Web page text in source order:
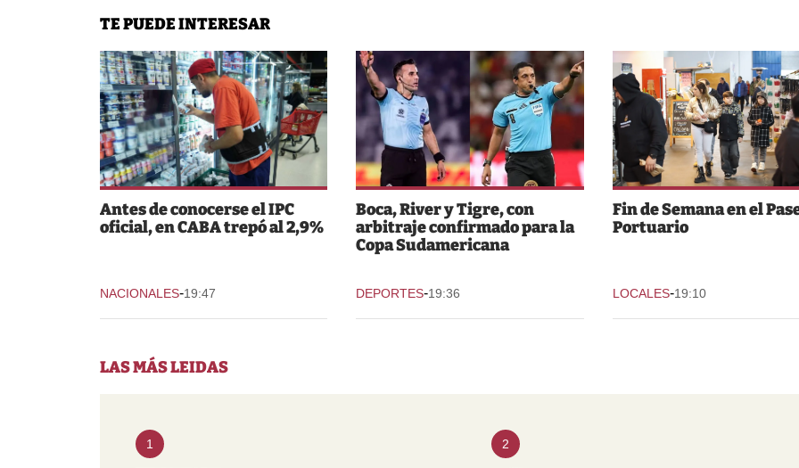
TE PUEDE INTERESAR
Antes de conocerse el IPC
oficial, en CABA trepó al 2,9%
NACIONALES-19:47
Boca, River y Tigre, con
arbitraje confirmado para la
Copa Sudamericana
DEPORTES-19:36
Fin de Semana en el
Portuario
LOCALES-19:10
LAS MÁS LEIDAS
1 2